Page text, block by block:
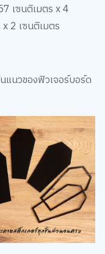
เซนติเมตร x 4
2 เซนติเมตร
นวของฟิวเจอร์บอร์ด